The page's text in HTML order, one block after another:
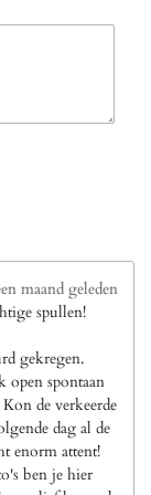
maand geleden
spullen!
gekregen.
open spontaan
de verkeerde
dag al de
enorm attent!
ben je hier